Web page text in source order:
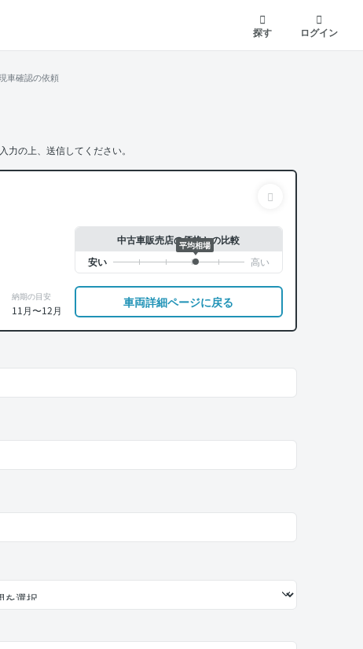
探す
ログイン
車確認の依頼
力の上、送信してください。
納期の目安
11月〜12月
中古車販売店の価格との比較
平均相場
車両詳細ページに戻る